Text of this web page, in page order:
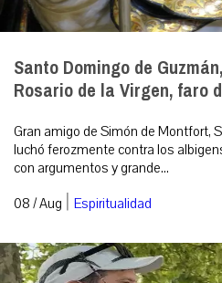
Santo Domingo de
Rosario de la Virgen, faro
Gran amigo de Simón de Montfort,
luchó ferozmente contra los
con argumentos y grande...
08 / Aug | Espiritualidad